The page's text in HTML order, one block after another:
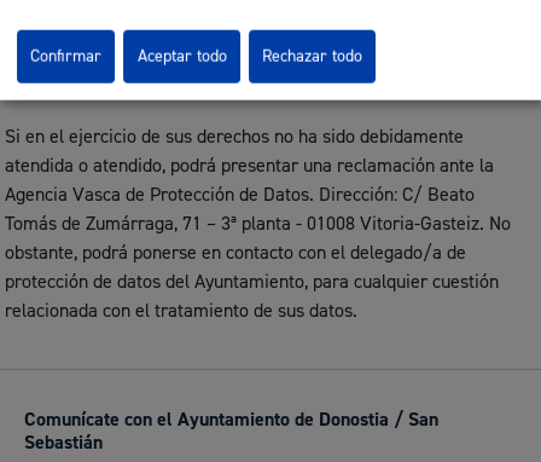
Los derechos podrán ejercitarsevía on lineo presencial ante el
Ayuntamiento, como Responsable del tratamiento, o en su caso,
ante el Encargado del tratamiento.
Si en el ejercicio de sus derechos no ha sido debidamente
atendida o atendido, podrá presentar una reclamación ante la
Agencia Vasca de Protección de Datos. Dirección: C/ Beato
Tomás de Zumárraga, 71 – 3ª planta - 01008 Vitoria-Gasteiz. No
obstante, podrá ponerse en contacto con el delegado/a de
protección de datos del Ayuntamiento, para cualquier cuestión
relacionada con el tratamiento de sus datos.
Comunícate con el Ayuntamiento de Donostia / San
Sebastián
Rechazar todo
Confirmar Aceptar todo